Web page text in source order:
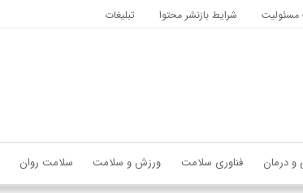
شرایط بازنشر محتوا تبلیغات
و درمان فناوری سلامت ورزش و سلامت سلامت روان